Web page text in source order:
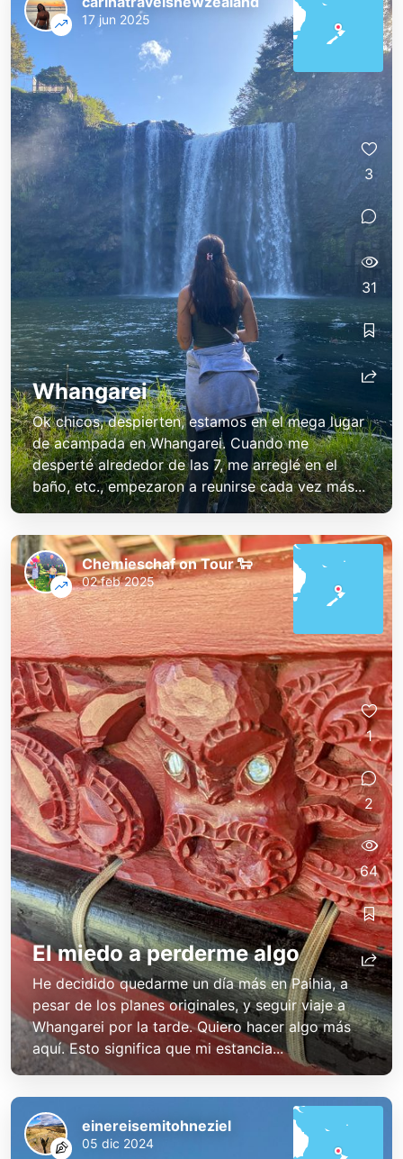
Whangarei
Ok chicos, despierten, estamos en el mega lugar
de acampada en Whangarei. Cuando me
desperté alrededor de las 7, me arreglé en el
baño, etc., empezaron a reunirse cada vez más...
17 jun 2025
3
31
El miedo a perderme algo
He decidido quedarme un día más en Paihia, a
pesar de los planes originales, y seguir viaje a
Whangarei por la tarde. Quiero hacer algo más
aquí. Esto significa que mi estancia...
Chemieschaf on Tour 🐑
02 feb 2025
1
2
64
einereisemitohneziel
05 dic 2024